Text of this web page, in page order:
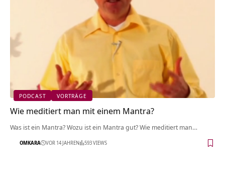
PODCAST VORTRÄGE
Wie meditiert man mit einem Mantra?
Was ist ein Mantra? Wozu ist ein Mantra gut? Wie meditiert man…
OMKARA VOR 14 JAHREN 593 VIEWS